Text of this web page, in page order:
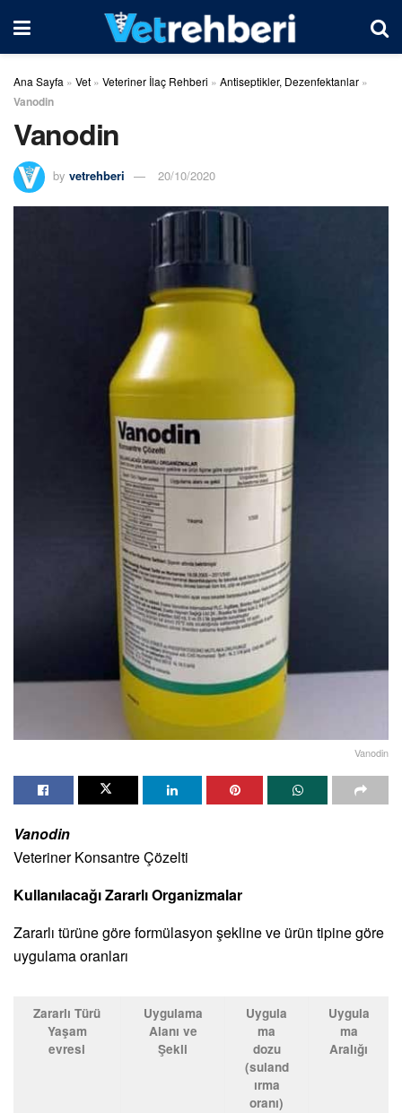
Ana Sayfa » Vet » Veteriner İlaç Rehberi » Antiseptikler, Dezenfektanlar »
Vanodin
Vanodin
by vetrehberi 20/10/2020
Vanodin
Vanodin
Veteriner Konsantre Çözelti
Kullanılacağı Zararlı Organizmalar
Zararlı türüne göre formülasyon şekline ve ürün tipine göre
uygulama oranları
Zararlı Türü
Yaşam
evresi
Uygulama
Alanı ve
Şekli
Uygula
ma
dozu
(suland
ırma
oranı)
Uygula
ma
Aralığı